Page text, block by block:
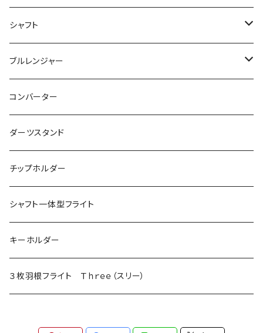
飛び出し防止リング付き
ノーマル
マーブル
シームレス用
２ＢＡ用チップ
シャークチップ
シャークチップコンバージョン
４ＢＡ用チップ
ドルフィンチップ
ドルフィンチップコンバージョン
シャフト
ノーマル
アクタゴンシャフト
ツインシャフト
ブルレンジャー
光るブルレンジャー
プリントバージョン
当ショップ限定発売
コンバーター
ダーツスタンド
チップホルダー
シャフト一体型フライト
キーホルダー
３枚羽根フライト Ｔｈｒｅｅ（スリー）